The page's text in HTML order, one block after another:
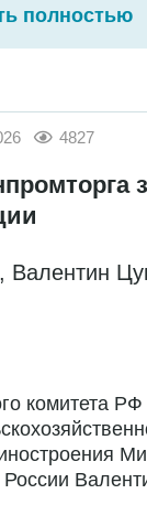
полностью
4827
Валентин
комитета